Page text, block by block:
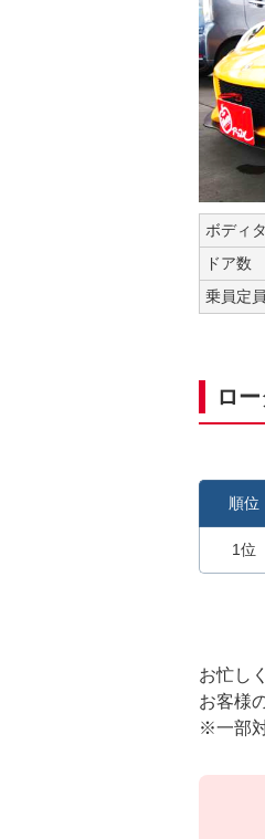
ボディ
ドア数
乗員定員
ロ
順位
1位
お忙し
お客様
※一部